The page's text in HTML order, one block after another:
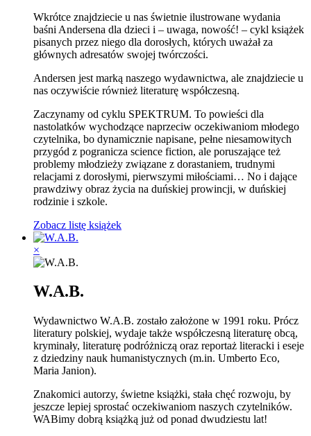
Wkrótce znajdziecie u nas świetnie ilustrowane wydania
baśni Andersena dla dzieci i – uwaga, nowość! – cykl książek
pisanych przez niego dla dorosłych, których uważał za
głównych adresatów swojej twórczości.
Andersen jest marką naszego wydawnictwa, ale znajdziecie u
nas oczywiście również literaturę współczesną.
Zaczynamy od cyklu SPEKTRUM. To powieści dla
nastolatków wychodzące naprzeciw oczekiwaniom młodego
czytelnika, bo dynamicznie napisane, pełne niesamowitych
przygód z pogranicza science fiction, ale poruszające też
problemy młodzieży związane z dorastaniem, trudnymi
relacjami z dorosłymi, pierwszymi miłościami… No i dające
prawdziwy obraz życia na duńskiej prowincji, w duńskiej
rodzinie i szkole.
Zobacz listę książek
×
W.A.B.
Wydawnictwo W.A.B. zostało założone w 1991 roku. Prócz
literatury polskiej, wydaje także współczesną literaturę obcą,
kryminały, literaturę podróżniczą oraz reportaż literacki i eseje
z dziedziny nauk humanistycznych (m.in. Umberto Eco,
Maria Janion).
Znakomici autorzy, świetne książki, stała chęć rozwoju, by
jeszcze lepiej sprostać oczekiwaniom naszych czytelników.
WABimy dobrą książką już od ponad dwudziestu lat!